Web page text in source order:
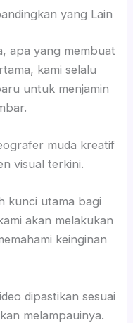
yang Lain
apa yang membuat
kami selalu
untuk menjamin
muda kreatif
visual terkini.
kunci utama bagi
akan melakukan
keinginan
dipastikan sesuai
melampauinya.